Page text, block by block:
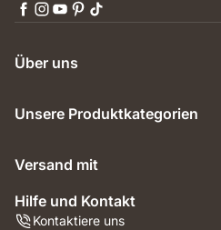
Über uns
Unsere Produktkategorien
Versand mit
Hilfe und Kontakt
Kontaktiere uns